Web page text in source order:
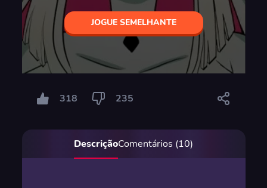
JOGUE SEMELHANTE
318 235
DescriçãoComentários (10)